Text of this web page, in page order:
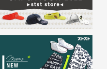
30代女性
物をして頂けた場合は送
ートに複数商品を入れて
テンスを行っておりま
お香、古着特有の香